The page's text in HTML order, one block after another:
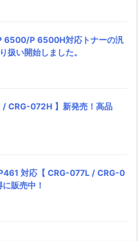
6500/P 6500H対応トナーの汎
扱い開始しました。
CRG-072H 】新発売！高品
対応【 CRG-077L / CRG-0
販売中！